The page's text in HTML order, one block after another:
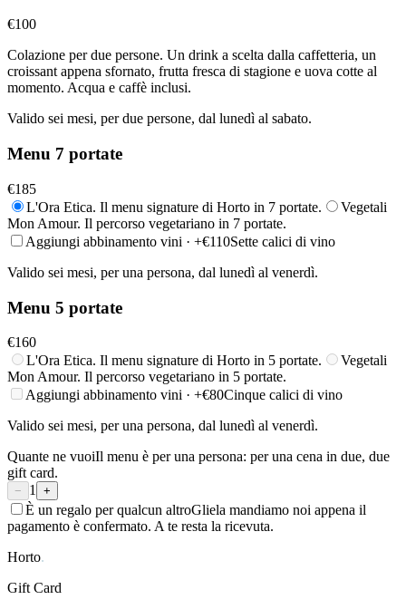
€100
Colazione per due persone. Un drink a scelta dalla caffetteria, un
croissant appena sfornato, frutta fresca di stagione e uova cotte al
momento. Acqua e caffè inclusi.
Valido sei mesi, per due persone, dal lunedì al sabato.
Menu 7 portate
€185
L'Ora Etica. Il menu signature di Horto in 7 portate.
Vegetali
Mon Amour. Il percorso vegetariano in 7 portate.
Aggiungi abbinamento vini · +€110Sette calici di vino
Valido sei mesi, per una persona, dal lunedì al venerdì.
Menu 5 portate
€160
L'Ora Etica. Il menu signature di Horto in 5 portate.
Vegetali
Mon Amour. Il percorso vegetariano in 5 portate.
Aggiungi abbinamento vini · +€80Cinque calici di vino
Valido sei mesi, per una persona, dal lunedì al venerdì.
Quante ne vuoiIl menu è per una persona: per una cena in due, due
gift card.
− 1 +
È un regalo per qualcun altroGliela mandiamo noi appena il
pagamento è confermato. A te resta la ricevuta.
Horto.
Gift Card